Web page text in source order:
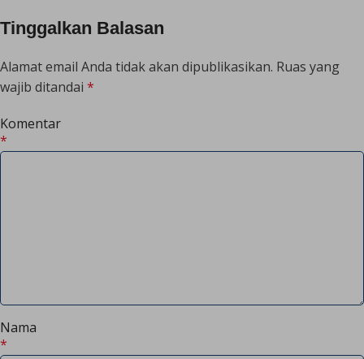
Tinggalkan Balasan
Alamat email Anda tidak akan dipublikasikan. Ruas yang
wajib ditandai *
Komentar
*
Nama
*